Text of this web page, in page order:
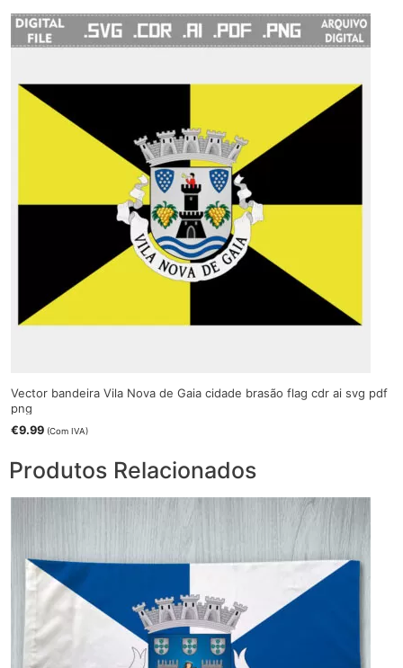
Vector bandeira Vila Nova de Gaia cidade brasão flag cdr ai svg pdf
png
€9.99 (Com IVA)
Produtos Relacionados